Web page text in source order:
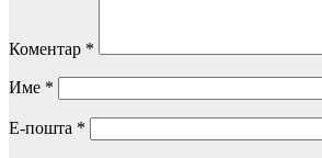
Коментар *
Име *
Е-пошта *